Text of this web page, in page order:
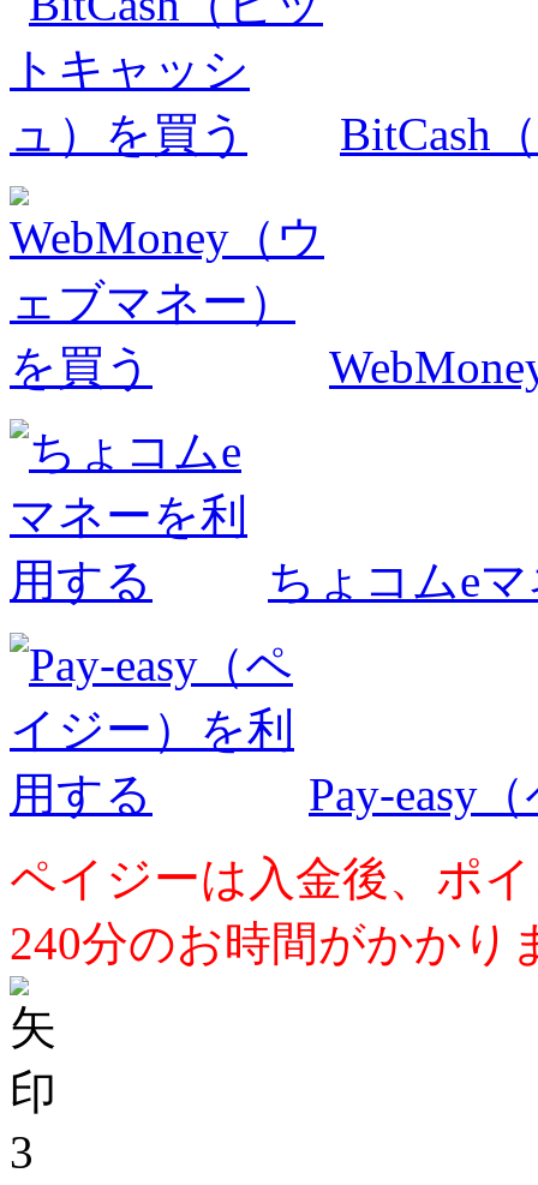
BitCash
ちょコムe
Pay-easy
ペイジーは入金後、ポ
240分のお時間がかかり
3